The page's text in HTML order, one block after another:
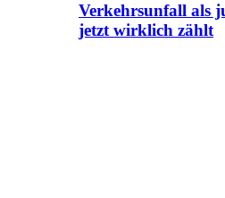
Verkehrsunfall als
jetzt wirklich zählt